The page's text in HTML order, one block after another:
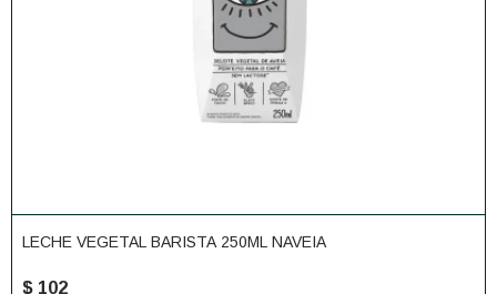
LECHE VEGETAL BARISTA 250ML NAVEIA
$ 102